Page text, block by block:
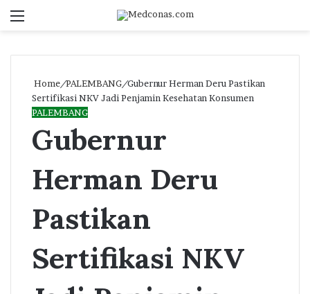
Menu
Home/PALEMBANG/Gubernur Herman Deru Pastikan
Sertifikasi NKV Jadi Penjamin Kesehatan Konsumen
PALEMBANG
Gubernur
Herman Deru
Pastikan
Sertifikasi NKV